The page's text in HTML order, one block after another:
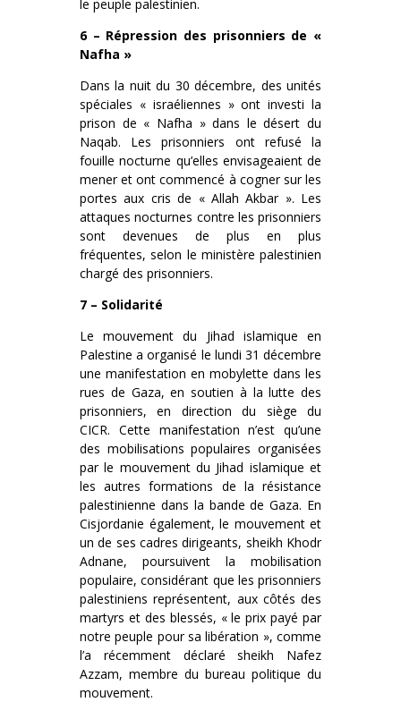
le peuple palestinien.
6 – Répression des prisonniers de «
Nafha »
Dans la nuit du 30 décembre, des unités
spéciales « israéliennes » ont investi la
prison de « Nafha » dans le désert du
Naqab. Les prisonniers ont refusé la
fouille nocturne qu’elles envisageaient de
mener et ont commencé à cogner sur les
portes aux cris de « Allah Akbar ». Les
attaques nocturnes contre les prisonniers
sont devenues de plus en plus
fréquentes, selon le ministère palestinien
chargé des prisonniers.
7 – Solidarité
Le mouvement du Jihad islamique en
Palestine a organisé le lundi 31 décembre
une manifestation en mobylette dans les
rues de Gaza, en soutien à la lutte des
prisonniers, en direction du siège du
CICR. Cette manifestation n’est qu’une
des mobilisations populaires organisées
par le mouvement du Jihad islamique et
les autres formations de la résistance
palestinienne dans la bande de Gaza. En
Cisjordanie également, le mouvement et
un de ses cadres dirigeants, sheikh Khodr
Adnane, poursuivent la mobilisation
populaire, considérant que les prisonniers
palestiniens représentent, aux côtés des
martyrs et des blessés, « le prix payé par
notre peuple pour sa libération », comme
l’a récemment déclaré sheikh Nafez
Azzam, membre du bureau politique du
mouvement.